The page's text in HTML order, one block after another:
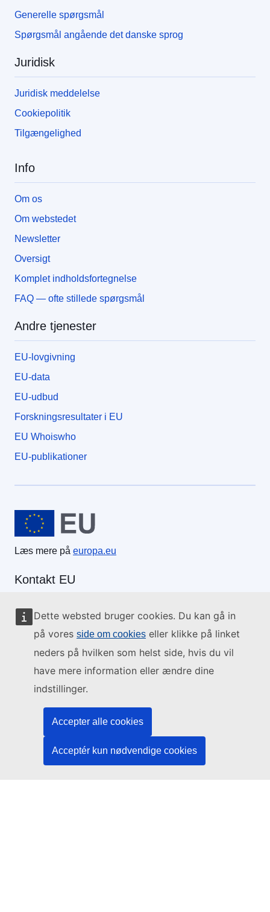
Dette websted bruger cookies. Du kan gå in
på vores side om cookies eller klikke på linket
neders på hvilken som helst side, hvis du vil
have mere information eller ændre dine
indstillinger.
Accepter alle cookies
Acceptér kun nødvendige cookies
Generelle spørgsmål
Spørgsmål angående det danske sprog
Juridisk
Juridisk meddelelse
Cookiepolitik
Tilgængelighed
Info
Om os
Om webstedet
Newsletter
Oversigt
Komplet indholdsfortegnelse
FAQ — ofte stillede spørgsmål
Andre tjenester
EU-lovgivning
EU-data
EU-udbud
Forskningsresultater i EU
EU Whoiswho
EU-publikationer
Den Europæiske Union
Læs mere på europa.eu
Kontakt EU
Ring til os på 00 800 6 7 8 9 10 11
Brug andre telefonnumre
Skriv til os via vores kontaktformular
Mød os på et af EU-centrene
Sociale medier
Søg efter EU på de sociale medier
EU-institutioner og -organer